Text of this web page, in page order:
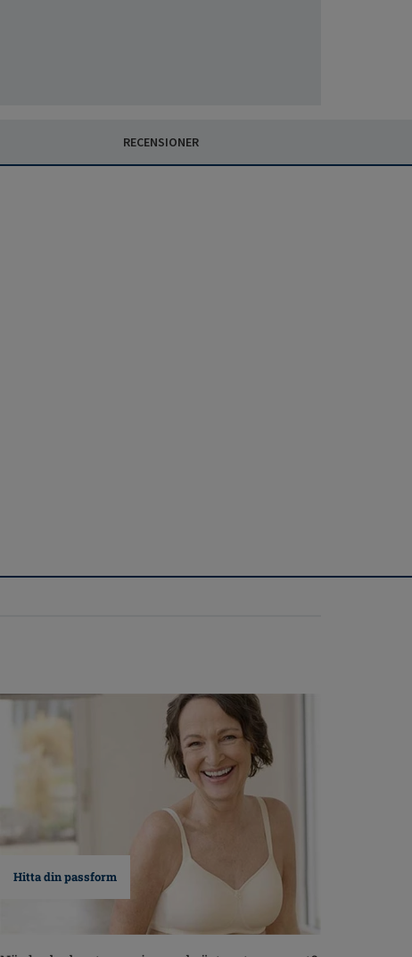
RECENSIONER
Hitta din passform